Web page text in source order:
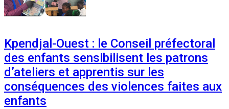
Kpendjal-Ouest : le Conseil préfectoral
des enfants sensibilisent les patrons
d’ateliers et apprentis sur les
conséquences des violences faites aux
enfants